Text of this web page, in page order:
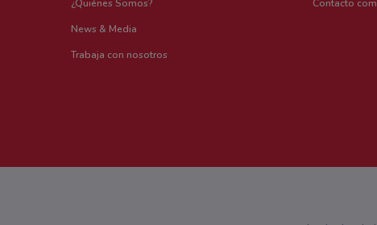
¿Quiénes Somos?
News & Media
Trabaja con nosotros
Contacto